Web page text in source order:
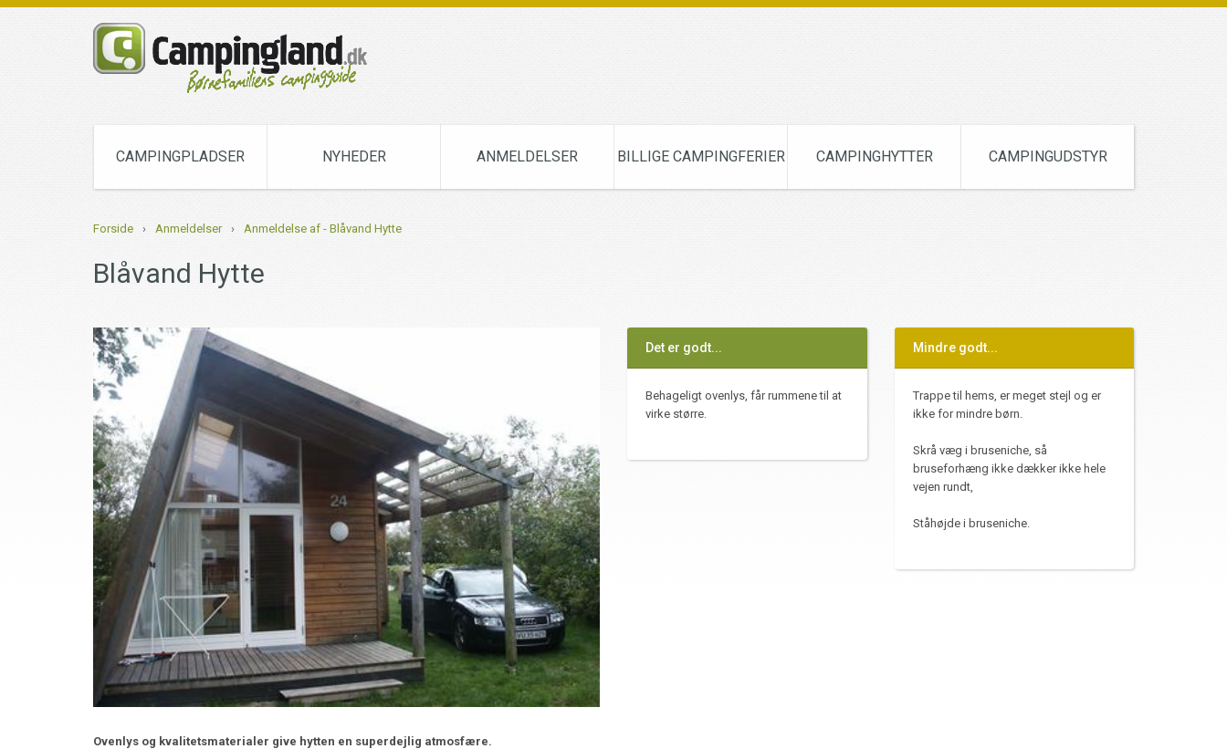
CAMPINGPLADSER NYHEDER ANMELDELSER BILLIGE CAMPINGFERIER CAMPINGHYTTER CAMPINGUDSTYR
Forside › Anmeldelser › Anmeldelse af - Blåvand Hytte
Blåvand Hytte
Det er godt...
Behageligt ovenlys, får rummene til at
virke større.
Mindre godt...
Trappe til hems, er meget stejl og er
ikke for mindre børn.
Skrå væg i bruseniche, så
bruseforhæng ikke dækker ikke hele
vejen rundt,
Ståhøjde i bruseniche.
Ovenlys og kvalitetsmaterialer give hytten en superdejlig atmosfære.